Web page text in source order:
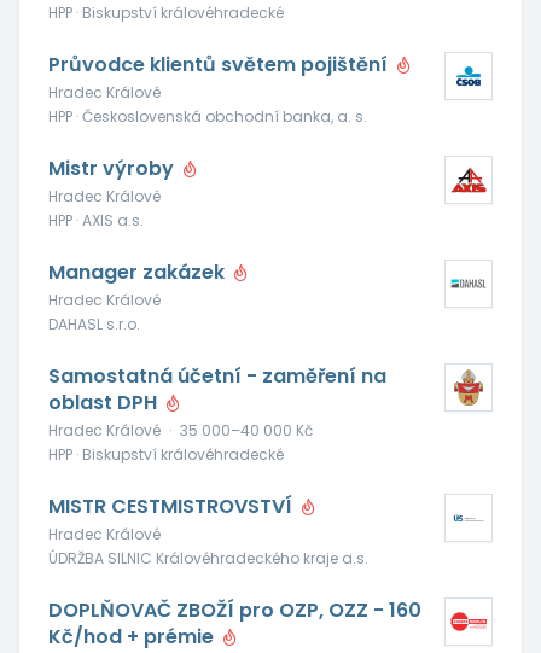
HPP · Biskupství královéhradecké
Průvodce klientů světem pojištění
Hradec Králové
HPP · Československá obchodní banka, a. s.
Mistr výroby
Hradec Králové
HPP · AXIS a.s.
Manager zakázek
Hradec Králové
DAHASL s.r.o.
Samostatná účetní - zaměření na
oblast DPH
Hradec Králové · 35 000–40 000 Kč
HPP · Biskupství královéhradecké
MISTR CESTMISTROVSTVÍ
Hradec Králové
ÚDRŽBA SILNIC Královéhradeckého kraje a.s.
DOPLŇOVAČ ZBOŽÍ pro OZP, OZZ - 160
Kč/hod + prémie